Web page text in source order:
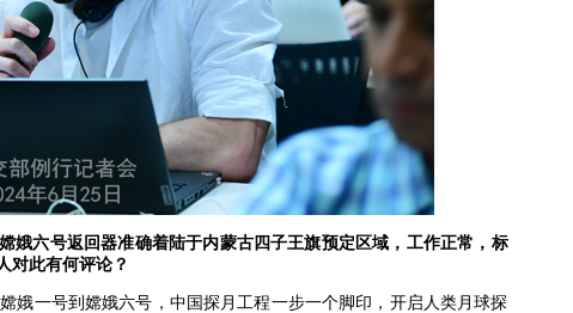
娥六号返回器准确着陆于内蒙古四子王旗预定区域，工作正常，标
对此有何评论？
娥一号到嫦娥六号，中国探月工程一步一个脚印，开启人类月球探